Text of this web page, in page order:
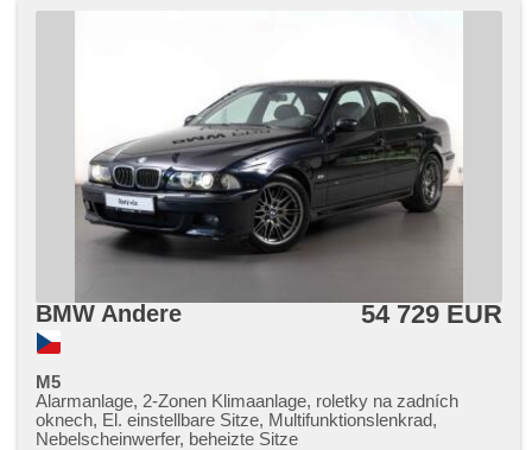
BMW Andere 54 729 EUR
M5
Alarmanlage, 2-Zonen Klimaanlage, roletky na zadních
oknech, El. einstellbare Sitze, Multifunktionslenkrad,
Nebelscheinwerfer, beheizte Sitze